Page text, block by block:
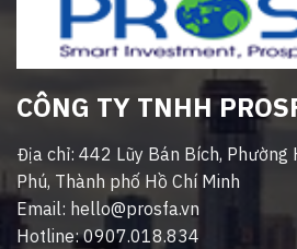
CÔNG TY TNHH
Địa chỉ: 442 Lũy Bán Bích, Phường
Phú, Thành phố Hồ Chí Minh
Email: hello@prosfa.vn
Hotline: 0907.018.834